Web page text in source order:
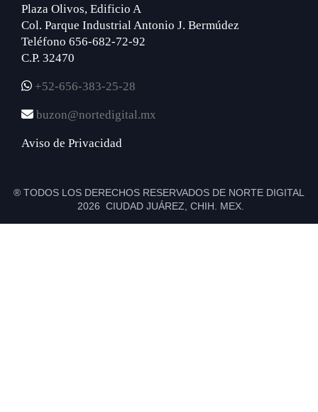
Plaza Olivos, Edificio A
Col. Parque Industrial Antonio J. Bermúdez
Teléfono 656-682-72-92
C.P. 32470
+52-656-383-25-28
buzon@nortedigital.mx
Aviso de Privacidad
® TODOS LOS DERECHOS RESERVADOS DE NORTE DIGITAL
2026 CIUDAD JUÁREZ, CHIH. MEX.